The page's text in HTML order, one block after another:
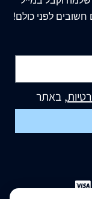
חשובים לפני כולם!
, באתר